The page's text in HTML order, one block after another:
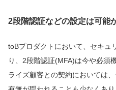
2段階認証などの設定は可能
toBプロダクトにおいて、セキュ
り、2段階認証(MFA)は今や必須
ライズ顧客との契約においては